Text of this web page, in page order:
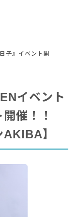
子』イベント開
イベント
催！！
】